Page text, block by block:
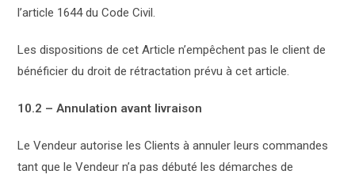
l’article 1644 du Code Civil.
Les dispositions de cet Article n’empêchent pas le client de
bénéficier du droit de rétractation prévu à cet article.
10.2 – Annulation avant livraison
Le Vendeur autorise les Clients à annuler leurs commandes
tant que le Vendeur n’a pas débuté les démarches de